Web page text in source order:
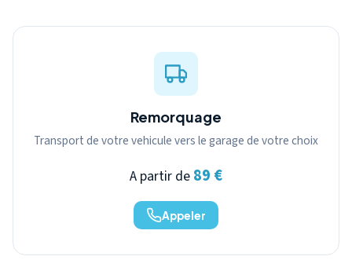
Remorquage
Transport de votre vehicule vers le garage de votre choix
A partir de 89 €
Appeler